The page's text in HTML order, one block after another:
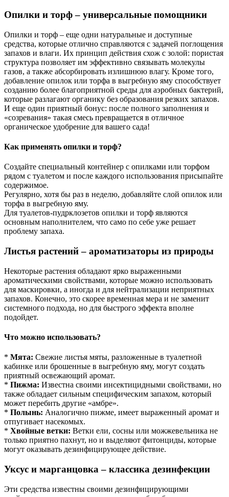
Опилки и торф – универсальные помощники
Опилки и торф – еще одни натуральные и доступные
средства, которые отлично справляются с задачей поглощения
запахов и влаги. Их принцип действия схож с золой: пористая
структура позволяет им эффективно связывать молекулы
газов, а также абсорбировать излишнюю влагу. Кроме того,
добавление опилок или торфа в выгребную яму способствует
созданию более благоприятной среды для аэробных бактерий,
которые разлагают органику без образования резких запахов.
И еще один приятный бонус: после полного заполнения и
«созревания» такая смесь превращается в отличное
органическое удобрение для вашего сада!
Как применять опилки и торф?
Создайте специальный контейнер с опилками или торфом
рядом с туалетом и после каждого использования присыпайте
содержимое.
Регулярно, хотя бы раз в неделю, добавляйте слой опилок или
торфа в выгребную яму.
Для туалетов-пудрклозетов опилки и торф являются
основным наполнителем, что само по себе уже решает
проблему запаха.
Листья растений – ароматизаторы из природы
Некоторые растения обладают ярко выраженными
ароматическими свойствами, которые можно использовать
для маскировки, а иногда и для нейтрализации неприятных
запахов. Конечно, это скорее временная мера и не заменит
системного подхода, но для быстрого эффекта вполне
подойдет.
Что можно использовать?
* Мята: Свежие листья мяты, разложенные в туалетной
кабинке или брошенные в выгребную яму, могут создать
приятный освежающий аромат.
* Пижма: Известна своими инсектицидными свойствами, но
также обладает сильным специфическим запахом, который
может перебить другие «амбре».
* Полынь: Аналогично пижме, имеет выраженный аромат и
отпугивает насекомых.
* Хвойные ветки: Ветки ели, сосны или можжевельника не
только приятно пахнут, но и выделяют фитонциды, которые
могут оказывать дезинфицирующее действие.
Уксус и марганцовка – классика дезинфекции
Эти средства известны своими дезинфицирующими